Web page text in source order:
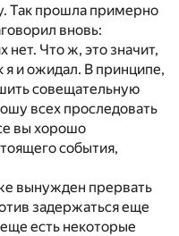
Так прошла примерно
вновь:
Что ж, это значит,
я и ожидал. В принципе,
совещательную
всех проследовать
вы хорошо
события,
вынужден прервать
задержаться еще
есть некоторые